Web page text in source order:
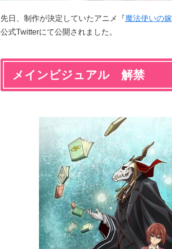
先日、制作が決定していたアニメ『魔法使いの嫁
公式Twitterにて公開されました。
メインビジュアル 解禁